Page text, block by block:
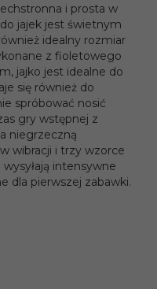
i prosta w
jajek jest świetnym
idealny rozmiar
z fioletowego
jajko jest idealne do
się również do
spróbować nosić
gry wstępnej z
niegrzeczną
wibracji i trzy wzorce
intensywne
dla pierwszej zabawki.